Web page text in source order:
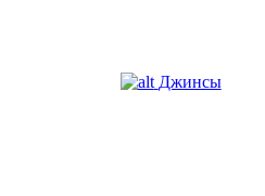
Джинсы